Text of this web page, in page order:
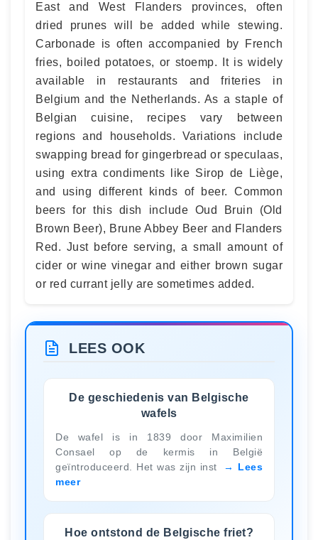
East and West Flanders provinces, often
dried prunes will be added while stewing.
Carbonade is often accompanied by French
fries, boiled potatoes, or stoemp. It is widely
available in restaurants and friteries in
Belgium and the Netherlands. As a staple of
Belgian cuisine, recipes vary between
regions and households. Variations include
swapping bread for gingerbread or speculaas,
using extra condiments like Sirop de Liège,
and using different kinds of beer. Common
beers for this dish include Oud Bruin (Old
Brown Beer), Brune Abbey Beer and Flanders
Red. Just before serving, a small amount of
cider or wine vinegar and either brown sugar
or red currant jelly are sometimes added.
LEES OOK
De geschiedenis van Belgische
wafels
De wafel is in 1839 door Maximilien
Consael op de kermis in België
geïntroduceerd. Het was zijn inst
Lees
meer
Hoe ontstond de Belgische friet?